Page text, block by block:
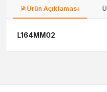
Ürün Açıklaması
L164MM02